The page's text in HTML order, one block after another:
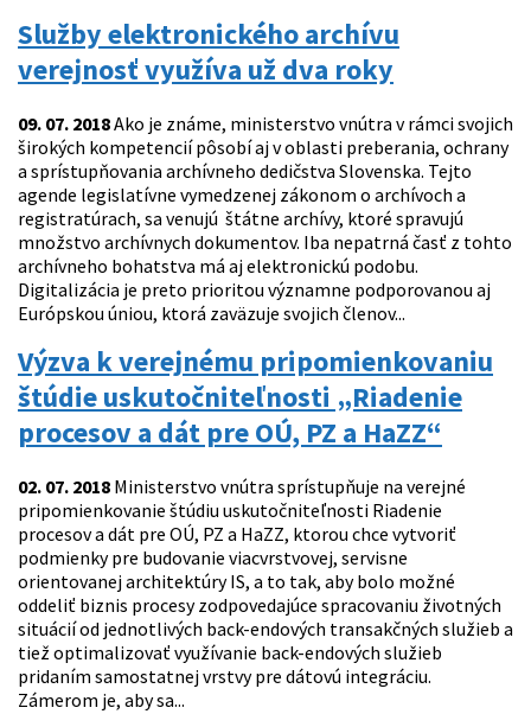
Služby elektronického archívu
verejnosť využíva už dva roky
09. 07. 2018Ako je známe, ministerstvo vnútra v rámci svojich
širokých kompetencií pôsobí aj v oblasti preberania, ochrany
a sprístupňovania archívneho dedičstva Slovenska. Tejto
agende legislatívne vymedzenej zákonom o archívoch a
registratúrach, sa venujú štátne archívy, ktoré spravujú
množstvo archívnych dokumentov. Iba nepatrná časť z tohto
archívneho bohatstva má aj elektronickú podobu.
Digitalizácia je preto prioritou významne podporovanou aj
Európskou úniou, ktorá zaväzuje svojich členov...
Výzva k verejnému pripomienkovaniu
štúdie uskutočniteľnosti „Riadenie
procesov a dát pre OÚ, PZ a HaZZ“
02. 07. 2018 Ministerstvo vnútra sprístupňuje na verejné
pripomienkovanie štúdiu uskutočniteľnosti Riadenie
procesov a dát pre OÚ, PZ a HaZZ, ktorou chce vytvoriť
podmienky pre budovanie viacvrstvovej, servisne
orientovanej architektúry IS, a to tak, aby bolo možné
oddeliť biznis procesy zodpovedajúce spracovaniu životných
situácií od jednotlivých back-endových transakčných služieb a
tiež optimalizovať využívanie back-endových služieb
pridaním samostatnej vrstvy pre dátovú integráciu.
Zámerom je, aby sa...